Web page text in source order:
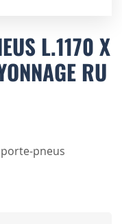
L.1170 X
RU
pneus